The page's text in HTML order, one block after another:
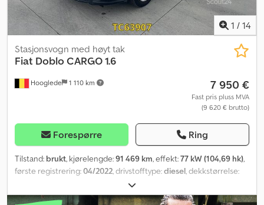
1 / 14
Hooglede 1 110 km
Stasjonsvogn med høyt tak
Fiat Doblo CARGO 1.6
7 950 €
Fast pris pluss MVA
(9 620 € brutto)
Forespørre Ring
Tilstand: brukt, kjørelengde:91 469 km, effekt:77 kW (104,69 hk),
første registrering:04/2022, drivstofftype:diesel, dekkstørrelse:
, akselkonfigurasjon:4x2
drivstoff:diesel, bremser:retarder, farge:annen, førerhus: